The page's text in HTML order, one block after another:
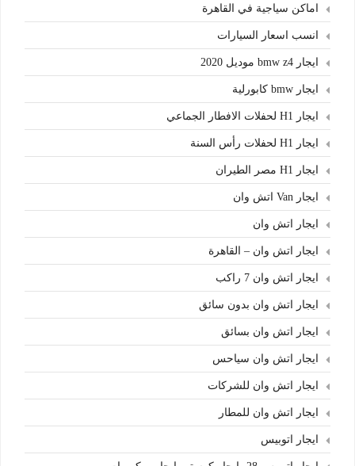
اماكن سياجية في القاهرة
انسب اسعار السيارات
ايجار bmw z4 موديل 2020
ايجار bmw كابورلية
ايجار H1 لحفلات الافطار الجماعي
ايجار H1 لحفلات رأس السنة
ايجار H1 مصر الطيران
ايجار Van اتش وان
ايجار اتش وان
ايجار اتش وان – القاهرة
ايجار اتش وان 7 راكب
ايجار اتش وان بدون سائق
ايجار اتش وان بسائق
ايجار اتش وان سياحس
ايجار اتش وان للشركات
ايجار اتش وان للمطار
ايجار اتوبيس